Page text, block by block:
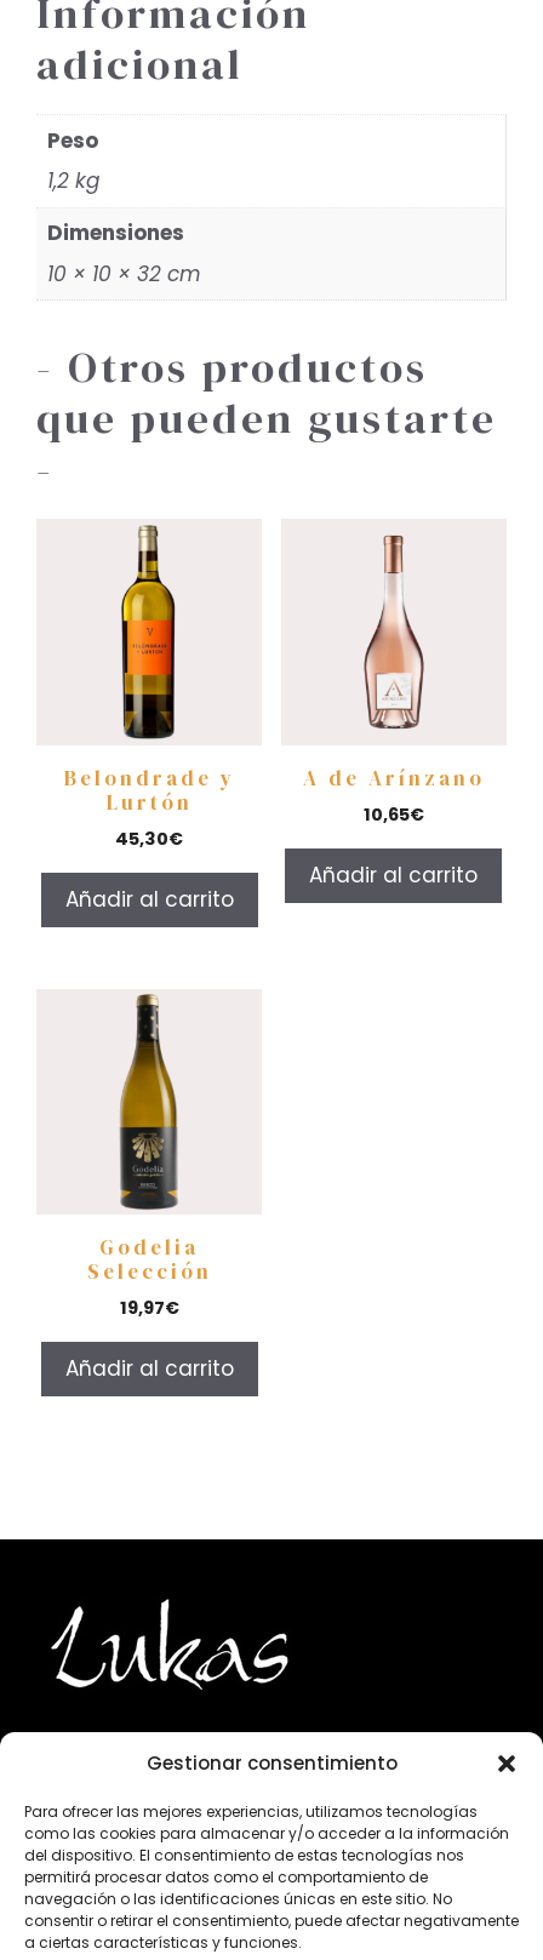
Gestionar consentimiento
Para ofrecer las mejores experiencias, utilizamos tecnologías
como las cookies para almacenar y/o acceder a la información
del dispositivo. El consentimiento de estas tecnologías nos
permitirá procesar datos como el comportamiento de
navegación o las identificaciones únicas en este sitio. No
consentir o retirar el consentimiento, puede afectar negativamente
a ciertas características y funciones.
Información
adicional
Peso
1,2 kg
Dimensiones
10 × 10 × 32 cm
- Otros productos
que pueden gustarte
-
Belondrade y
Lurtón
45,30€
Añadir al carrito
A de Arínzano
10,65€
Añadir al carrito
Godelia
Selección
19,97€
Añadir al carrito
943 224 800
info@lukasgourmet.com
Club del vino
Trabaja con nosotros